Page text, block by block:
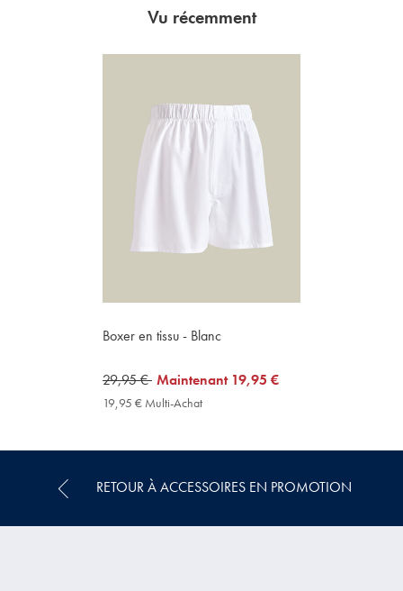
Vu récemment
Boxer en tissu - Blanc
was
29,95
29,95 € now
19,95
Maintenant 19,95 €
19,95 € Multi-Achat
Achat
RETOUR À ACCESSOIRES EN PROMOTION